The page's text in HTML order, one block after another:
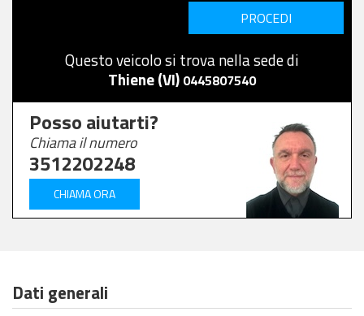
PROCEDI
Questo veicolo si trova nella sede di
Thiene (VI) 0445807540
Posso aiutarti?
Chiama il numero
3512202248
CHIAMA ORA
Dati generali